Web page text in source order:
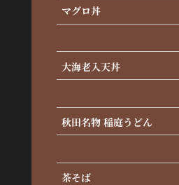
マグロ丼
大海老入天丼
秋田名物 稲庭うどん
茶そば